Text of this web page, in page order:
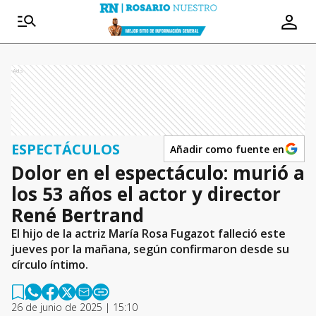
Ads
ESPECTÁCULOS Añadir como fuente en
Dolor en el espectáculo: murió a
los 53 años el actor y director
René Bertrand
El hijo de la actriz María Rosa Fugazot falleció este
jueves por la mañana, según confirmaron desde su
círculo íntimo.
26 de junio de 2025 | 15:10